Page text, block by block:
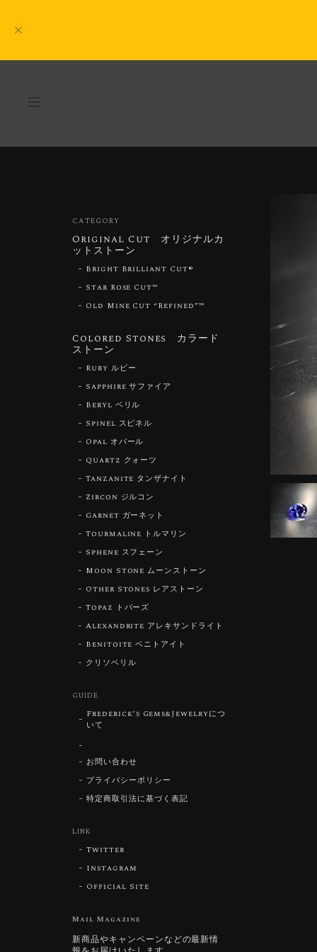
CATEGORY
Original Cut オリジナルカ
ットストーン
Bright Brilliant Cut®︎
Star Rose Cut™︎
Old Mine Cut “Refined”™︎
Colored Stones カラード
ストーン
Ruby ルビー
Sapphire サファイア
Beryl ベリル
Spinel スピネル
Opal オパール
Quartz クォーツ
Tanzanite タンザナイト
Zircon ジルコン
Garnet ガーネット
Tourmaline トルマリン
Sphene スフェーン
Moon Stone ムーンストーン
Other Stones レアストーン
Topaz トパーズ
Alexandrite アレキサンドライト
Benitoite ベニトアイト
クリソベリル
GUIDE
Frederick’s Gems&Jewelryにつ
いて
お問い合わせ
プライバシーポリシー
特定商取引法に基づく表記
LINK
Twitter
Instagram
Official Site
Mail Magazine
新商品やキャンペーンなどの最新情